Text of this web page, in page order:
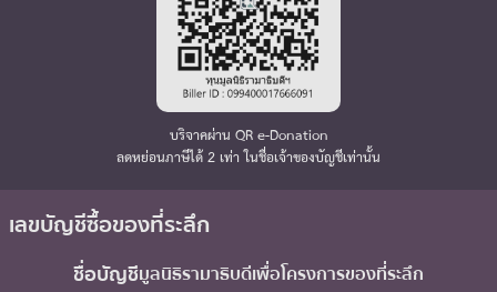
บริจาคผ่าน QR e-Donation
ลดหย่อนภาษีได้ 2 เท่า ในชื่อเจ้าของบัญชีเท่านั้น
เลขบัญชีซื้อของที่ระลึก
ชื่อบัญชีมูลนิธิรามาธิบดีเพื่อโครงการของที่ระลึก